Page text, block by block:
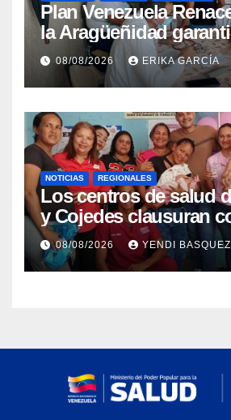
Plan Venezuela
la Aragüeñidad
atención médica
Aragua
08/08/2026 ERIKA GARCÍA
NOTICIAS REGIONALES
Los centros de salud
y Cojedes clausuran
Semana Mundial de la
Materna
08/08/2026 YENDI BASQUEZ